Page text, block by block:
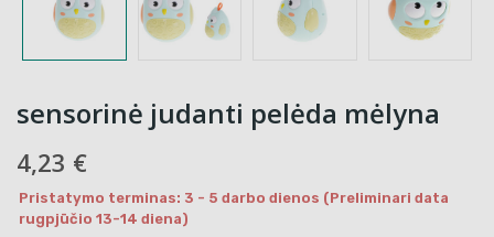
sensorinė judanti pelėda mėlyna
4,23 €
Pristatymo terminas: 3 - 5 darbo dienos (Preliminari data
rugpjūčio 13-14 diena)